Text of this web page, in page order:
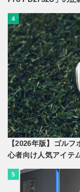
4
【2026年版】ゴル
心者向け人気アイテ
5